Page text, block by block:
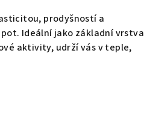
prodyšností a
Ideální jako základní vrstva
aktivity, udrží vás v teple,